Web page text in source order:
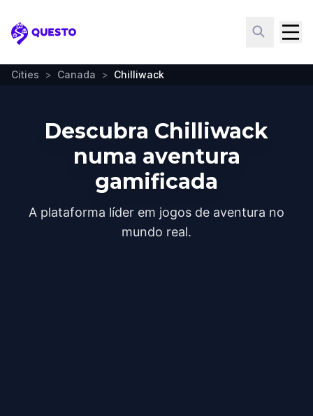
Questo
Cities > Canada > Chilliwack
Descubra Chilliwack
numa aventura
gamificada
A plataforma líder em jogos de aventura no
mundo real.